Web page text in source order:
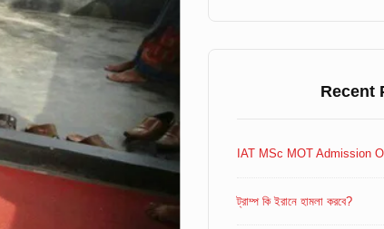
Recent
IAT MSc MOT Admission
ট্রাম্প কি ইরানে হামলা করবে?